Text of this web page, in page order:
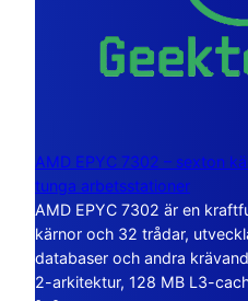
AMD EPYC 7302 – sexton
tunga arbetsstationer
AMD EPYC 7302 är en
kärnor och 32 trådar,
databaser och andra
2-arkitektur, 128 MB L3-